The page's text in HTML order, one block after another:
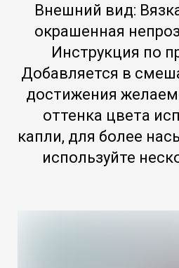
Внешний вид:
окрашенная
Инструкция по
Добавляется в
достижения
оттенка цвета
капли, для более
используйте